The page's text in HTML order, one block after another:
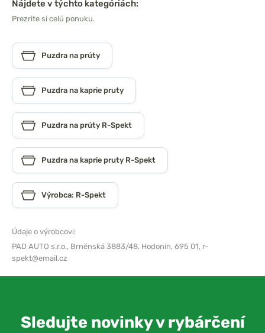
Nájdete v týchto kategóriách:
Prezrite si celú ponuku.
Puzdra na prúty
Puzdra na kaprie pruty
Puzdra na prúty R-Spekt
Puzdra na kaprie pruty R-Spekt
Výrobca: R-Spekt
Údaje o výrobcovi:
PAD AUTO s.r.o., Brněnská 3883/48, Hodonín, 695 01, r-
spekt@email.cz
Sledujte novinky v rybárčení